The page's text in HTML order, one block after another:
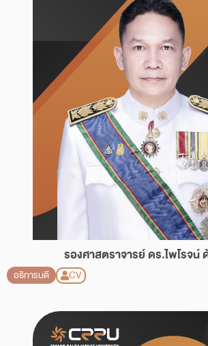
รองศาสตราจารย์ ดร.ไพโรจน์
อธิการบดี CV